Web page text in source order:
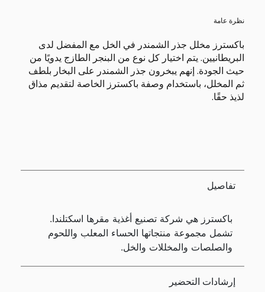
نظرة عامة
باكسترز مخلل جذر الشمندر في الخل مع المفضل لدى
البريطانيين. يتم اختيار كل نوع من البنجر الطازج يدويًا من
حيث الجودة. إنهم يبخرون جذر الشمندر على البخار بلطف
ثم المخلل، باستخدام وصفة باكسترز الخاصة لتقديم مذاق
لذيذ حقًا.
تفاصيل
باكسترز هي شركة تصنيع أغذية مقرها اسكتلندا.
تشمل مجموعة منتجاتها الحساء المعلب واللحوم
والصلصات والمخللات والخل.
إرشادات التحضير